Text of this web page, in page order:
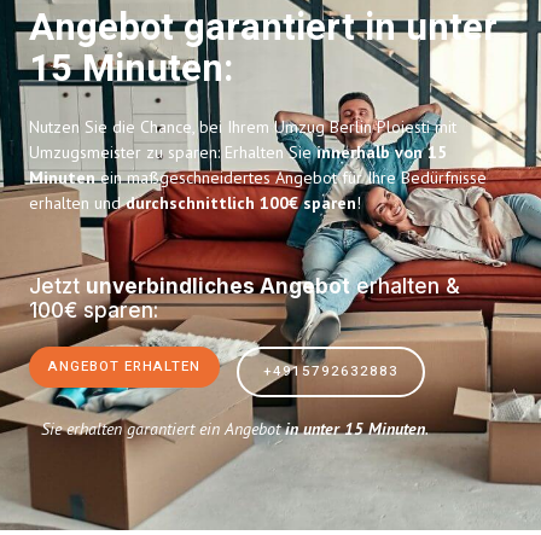
Angebot garantiert in unter
15 Minuten:
Nutzen Sie die Chance, bei Ihrem Umzug Berlin Ploiesti mit
Umzugsmeister zu sparen: Erhalten Sieinnerhalb von 15
Minutenein maßgeschneidertes Angebot für Ihre Bedürfnisse
erhalten unddurchschnittlich 100€ sparen!
Jetzt unverbindliches Angeboterhalten &
100€ sparen:
ANGEBOT ERHALTEN +4915792632883
Sie erhalten garantiert ein Angebotin unter 15 Minuten.